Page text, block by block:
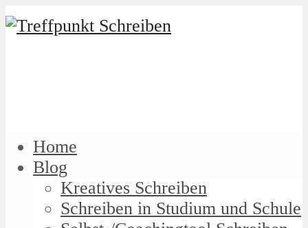
Home
Blog
Kreatives Schreiben
Schreiben in Studium und Schule